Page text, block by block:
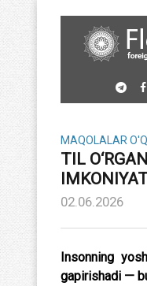
MAQOLALAR
TIL
02.06.2026
Insonning
gapirishadi —